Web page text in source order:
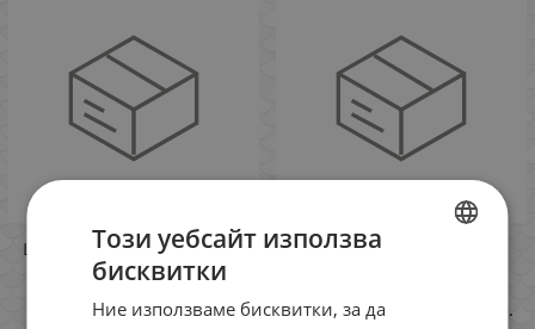
Lucky Craft Wander Slim S
110 Воблер
19.94€
Lucky Craft Pointer 48 LB
14.83 € лв.
Този уебсайт използва
бисквитки
Ние използваме бисквитки, за да